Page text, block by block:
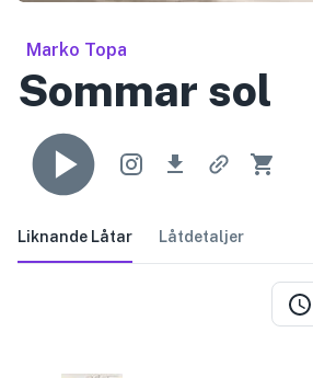
Marko Topa
Sommar sol
Liknande Låtar Låtdetaljer